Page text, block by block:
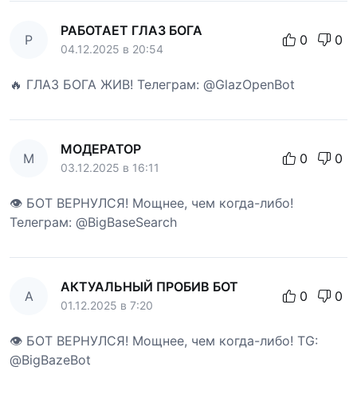
Р
РАБОТАЕТ ГЛАЗ БОГА
04.12.2025 в 20:54
0 0
🔥 ГЛАЗ БОГА ЖИВ! Телеграм: @GlazOpenBot
М
МОДЕРАТОР
03.12.2025 в 16:11
0 0
👁 БОТ ВЕРНУЛСЯ! Мощнее, чем когда-либо!
Телеграм: @BigBaseSearch
А
АКТУАЛЬНЫЙ ПРОБИВ БОТ
01.12.2025 в 7:20
0 0
👁 БОТ ВЕРНУЛСЯ! Мощнее, чем когда-либо! TG:
@BigBazeBot